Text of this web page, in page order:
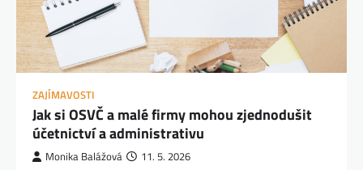
ZAJÍMAVOSTI
Jak si OSVČ a malé firmy mohou zjednodušit
účetnictví a administrativu
Monika Balážová 11. 5. 2026